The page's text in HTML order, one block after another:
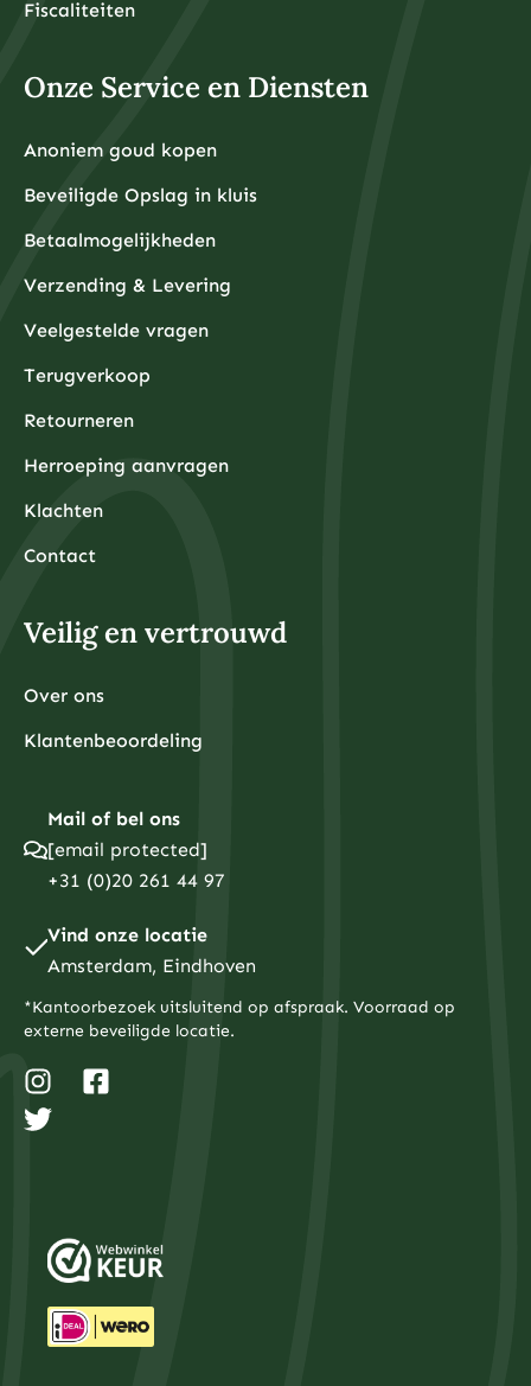
Fiscaliteiten
Onze Service en Diensten
Anoniem goud kopen
Beveiligde Opslag in kluis
Betaalmogelijkheden
Verzending & Levering
Veelgestelde vragen
Terugverkoop
Retourneren
Herroeping aanvragen
Klachten
Contact
Veilig en vertrouwd
Over ons
Klantenbeoordeling
Mail of bel ons
[email protected]
+31 (0)20 261 44 97
Vind onze locatie
Amsterdam, Eindhoven
*Kantoorbezoek uitsluitend op afspraak. Voorraad op
externe beveiligde locatie.
n
s
t
a
m
a
k
-
s
q
w
i
t